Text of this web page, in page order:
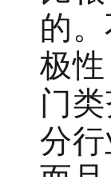
的
极
门
分行